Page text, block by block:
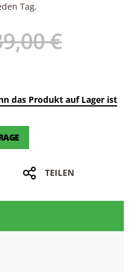
Tag.
€
das Produkt auf Lager ist
TEILEN